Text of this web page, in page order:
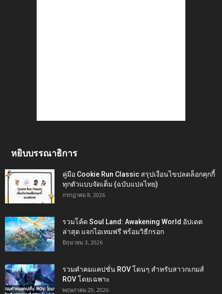
หยิบบรรณาธิการ
คู่มือ Cookie Run Classic สรุปเงื่อนไขปลดล็อกคุกกี้
ทุกตัวแบบจัดเต็ม (ฉบับแปลไทย)
กรกฎาคม 8, 2026
รวมโค้ด Soul Land: Awakening World อัปเดต
ล่าสุด แจกไอเทมฟรี พร้อมวิธีกรอก
มิถุนายน 3, 2026
รวมคำคมแคปชั่น ROV โดนๆ สำหรับสาวกเกมส์
ROV โดยเฉพาะ
พฤษภาคม 29, 2026